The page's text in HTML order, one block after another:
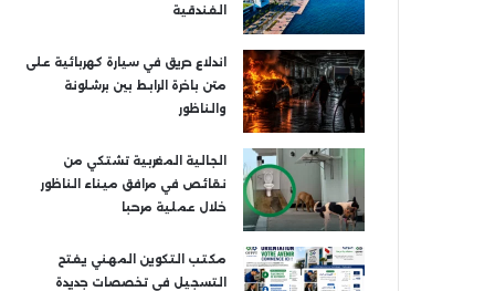
الفندقية
اندلاع حريق في سيارة كهربائية على
متن باخرة الرابط بين برشلونة
والناظور
الجالية المغربية تشتكي من
نقائص في مرافق ميناء الناظور
خلال عملية مرحبا
مكتب التكوين المهني يفتح
التسجيل في تخصصات جديدة